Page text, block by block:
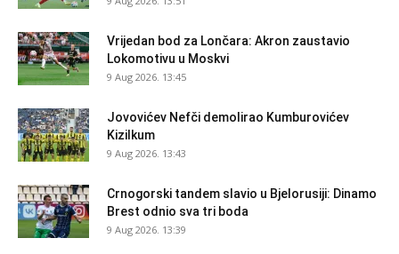
Vrijedan bod za Lončara: Akron zaustavio
Lokomotivu u Moskvi
9 Aug 2026. 13:45
Jovovićev Nefči demolirao Kumburovićev
Kizilkum
9 Aug 2026. 13:43
Crnogorski tandem slavio u Bjelorusiji: Dinamo
Brest odnio sva tri boda
9 Aug 2026. 13:39